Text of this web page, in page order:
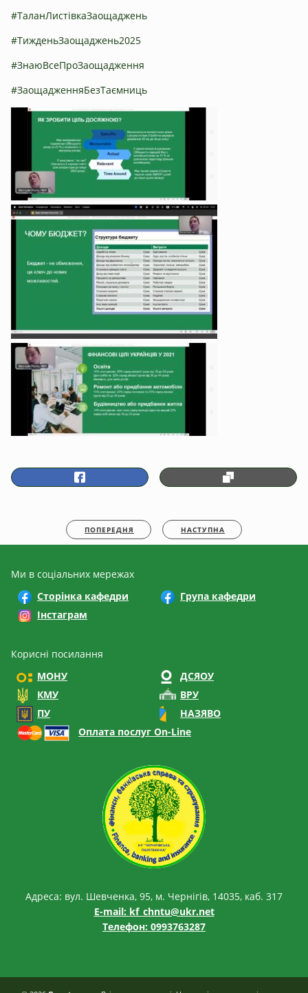
#ТаланЛистівкаЗаощаджень
#ТижденьЗаощаджень2025
#ЗнаюВсеПроЗаощадження
#ЗаощадженняБезТаємниць
ПОПЕРЕДНЯ НАСТУПНА
Ми в соціальних мережах
Сторінка кафедри
Група кафедри
Інстаграм
Корисні посилання
МОНУ
ДСЯОУ
КМУ
ВРУ
ПУ
НАЗЯВО
Оплата послуг On-Line
Адреса: вул. Шевченка, 95, м. Чернігів, 14035, каб. 317
E-mail: kf_chntu@ukr.net
Телефон: 0993763287